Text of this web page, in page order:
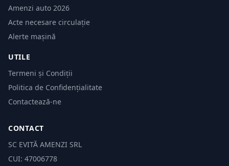
Amenzi auto 2026
Acte necesare circulație
Alerte mașină
UTILE
Termeni și Condiții
Politica de Confidențialitate
Contactează-ne
CONTACT
SC EVITĂ AMENZI SRL
CUI: 47006778